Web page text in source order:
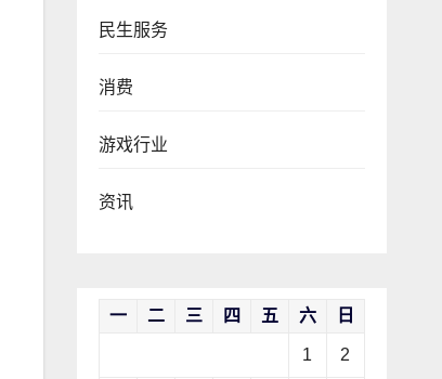
民生服务
消费
游戏行业
资讯
一 二 三 四 五 六 日
1 2